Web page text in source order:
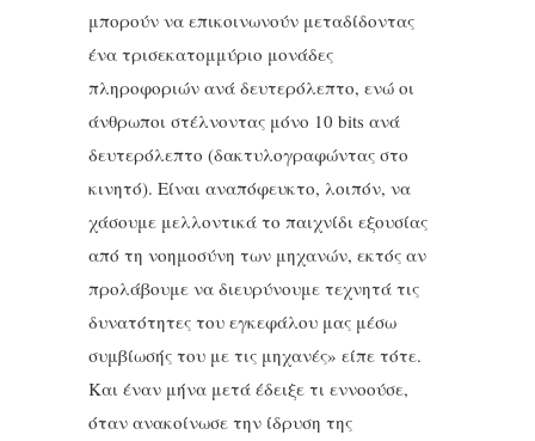
μπορούν να επικοινωνούν μεταδίδοντας
ένα τρισεκατομμύριο μονάδες
πληροφοριών ανά δευτερόλεπτο, ενώ οι
άνθρωποι στέλνοντας μόνο 10 bits ανά
δευτερόλεπτο (δακτυλογραφώντας στο
κινητό). Είναι αναπόφευκτο, λοιπόν, να
χάσουμε μελλοντικά το παιχνίδι εξουσίας
από τη νοημοσύνη των μηχανών, εκτός αν
προλάβουμε να διευρύνουμε τεχνητά τις
δυνατότητες του εγκεφάλου μας μέσω
συμβίωσής του με τις μηχανές» είπε τότε.
Και έναν μήνα μετά έδειξε τι εννοούσε,
όταν ανακοίνωσε την ίδρυση της